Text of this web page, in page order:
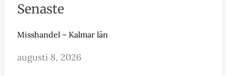
Senaste
Misshandel – Kalmar län
augusti 8, 2026